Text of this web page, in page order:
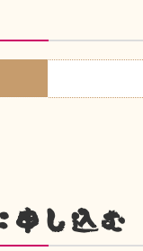
申し込む